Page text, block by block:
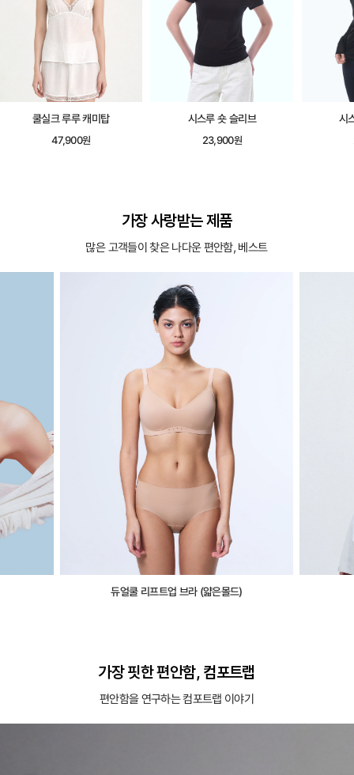
쿨실크 루루 캐미탑
47,900원
시스루 숏 슬리브
23,900원
시
가장 사랑받는 제품
많은 고객들이 찾은 나다운 편안함, 베스트
듀얼쿨 리프트업 브라 (얇은몰드)
가장 핏한 편안함, 컴포트랩
편안함을 연구하는 컴포트랩 이야기